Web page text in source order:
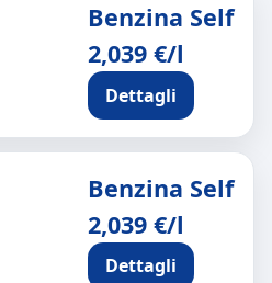
Benzina Self
2,039 €/l
Dettagli
Benzina Self
2,039 €/l
Dettagli